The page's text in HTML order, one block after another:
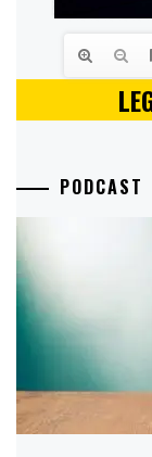
PODCAST